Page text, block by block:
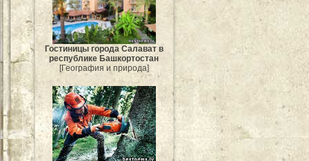
Гостиницы города Салават в
республике Башкортостан
[География и природа]